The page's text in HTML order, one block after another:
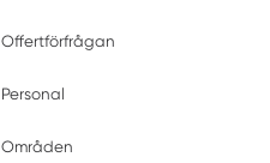
Offertförfrågan
Personal
Områden